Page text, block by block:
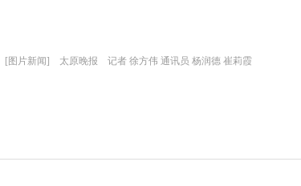
[图片新闻] 太原晚报 记者 徐方伟 通讯员 杨润德 崔莉霞